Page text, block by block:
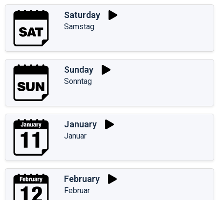
Saturday
Samstag
Sunday
Sonntag
January
Januar
February
Februar